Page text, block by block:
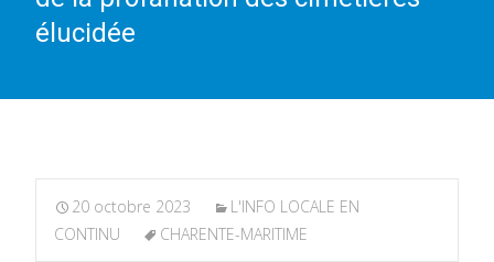
élucidée
20 octobre 2023
L'INFO LOCALE EN
CONTINU
CHARENTE-MARITIME